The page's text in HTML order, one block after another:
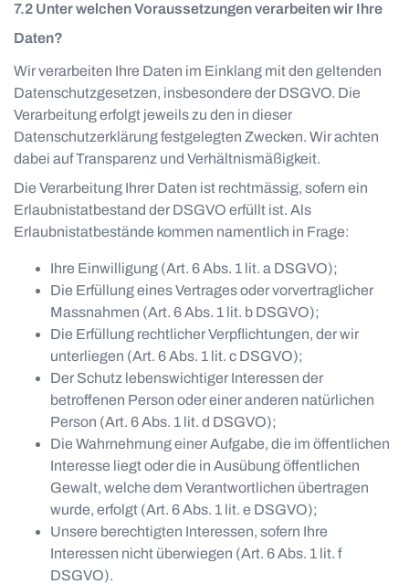
Unter welchen Voraussetzungen verarbeiten wir Ihre
Daten?
Wir verarbeiten Ihre Daten im Einklang mit den geltenden
Datenschutzgesetzen, insbesondere der DSGVO. Die
Verarbeitung erfolgt jeweils zu den in dieser
Datenschutzerklärung festgelegten Zwecken. Wir achten
dabei auf Transparenz und Verhältnismäßigkeit.
Die Verarbeitung Ihrer Daten ist rechtmässig, sofern ein
Erlaubnistatbestand der DSGVO erfüllt ist. Als
Erlaubnistatbestände kommen namentlich in Frage:
Ihre Einwilligung (Art. 6 Abs. 1 lit. a DSGVO);
Die Erfüllung eines Vertrages oder vorvertraglicher
Massnahmen (Art. 6 Abs. 1 lit. b DSGVO);
Die Erfüllung rechtlicher Verpflichtungen, der wir
unterliegen (Art. 6 Abs. 1 lit. c DSGVO);
Der Schutz lebenswichtiger Interessen der
betroffenen Person oder einer anderen natürlichen
Person (Art. 6 Abs. 1 lit. d DSGVO);
Die Wahrnehmung einer Aufgabe, die im öffentlichen
Interesse liegt oder die in Ausübung öffentlichen
Gewalt, welche dem Verantwortlichen übertragen
wurde, erfolgt (Art. 6 Abs. 1 lit. e DSGVO);
Unsere berechtigten Interessen, sofern Ihre
Interessen nicht überwiegen (Art. 6 Abs. 1 lit. f
DSGVO).